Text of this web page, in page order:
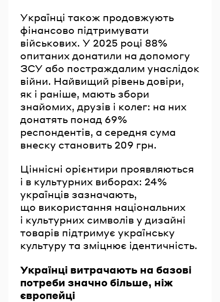
Українці також продовжують
фінансово підтримувати
військових. У 2025 році 88%
опитаних донатили на допомогу
ЗСУ або постраждалим унаслідок
війни. Найвищий рівень довіри,
як і раніше, мають збори
знайомих, друзів і колег: на них
донатять понад 69%
респондентів, а середня сума
внеску становить 209 грн.
Ціннісні орієнтири проявляються
і в культурних виборах: 24%
українців зазначають,
що використання національних
і культурних символів у дизайні
товарів підтримує українську
культуру та зміцнює ідентичність.
Українці витрачають на базові
потреби значно більше, ніж
європейці